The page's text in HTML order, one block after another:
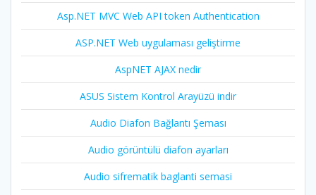
Asp.NET MVC Web API token Authentication
ASP.NET Web uygulaması geliştirme
AspNET AJAX nedir
ASUS Sistem Kontrol Arayüzü indir
Audio Diafon Bağlantı Şeması
Audio görüntülü diafon ayarları
Audio sifrematik baglanti semasi